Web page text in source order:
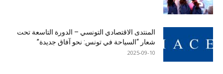
المنتدى الاقتصادي التونسي – الدورة التاسعة تحت
شعار “السياحة في تونس: نحو آفاق جديدة”
2025-09-10